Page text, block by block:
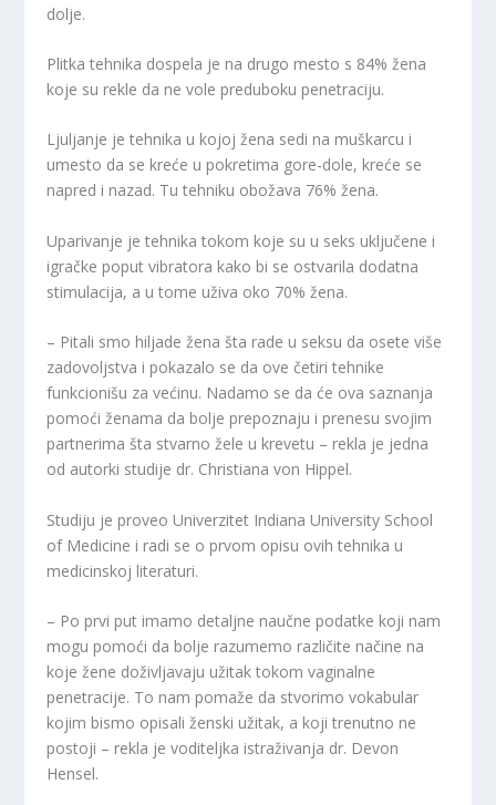
dolje.
Plitka tehnika dospela je na drugo mesto s 84% žena
koje su rekle da ne vole preduboku penetraciju.
Ljuljanje je tehnika u kojoj žena sedi na muškarcu i
umesto da se kreće u pokretima gore-dole, kreće se
napred i nazad. Tu tehniku obožava 76% žena.
Uparivanje je tehnika tokom koje su u seks uključene i
igračke poput vibratora kako bi se ostvarila dodatna
stimulacija, a u tome uživa oko 70% žena.
– Pitali smo hiljade žena šta rade u seksu da osete više
zadovoljstva i pokazalo se da ove četiri tehnike
funkcionišu za većinu. Nadamo se da će ova saznanja
pomoći ženama da bolje prepoznaju i prenesu svojim
partnerima šta stvarno žele u krevetu – rekla je jedna
od autorki studije dr. Christiana von Hippel.
Studiju je proveo Univerzitet Indiana University School
of Medicine i radi se o prvom opisu ovih tehnika u
medicinskoj literaturi.
– Po prvi put imamo detaljne naučne podatke koji nam
mogu pomoći da bolje razumemo različite načine na
koje žene doživljavaju užitak tokom vaginalne
penetracije. To nam pomaže da stvorimo vokabular
kojim bismo opisali ženski užitak, a koji trenutno ne
postoji – rekla je voditeljka istraživanja dr. Devon
Hensel.